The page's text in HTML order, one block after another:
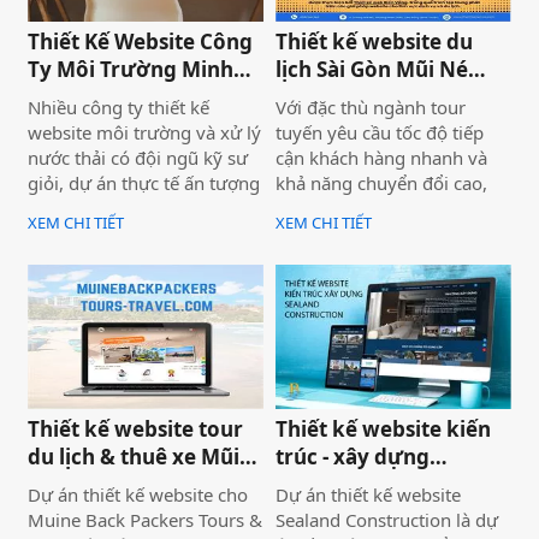
tour trải nghiệm Sài Gòn &
Việt Nam mà còn là minh
chứng cho năng lực công
nghệ và tư duy UX/UI hiện
đại từ Biển Vàng.
được thiết kế chuẩn SEO
2026 từ đầu.
Thiết Kế Website Công
Ty Môi Trường Minh
Đạt - Lâm Đồng
Nhiều công ty thiết kế
website môi trường và xử lý
nước thải có đội ngũ kỹ sư
giỏi, dự án thực tế ấn tượng
— nhưng website lại sơ sài,
tải chậm, không có trên
Google. Hệ quả là hợp đồng
B2B bị đối thủ có website
chuyên nghiệp hơn giành
mất, dù năng lực kỹ thuật
của bạn hoàn toàn vượt
XEM CHI TIẾT
Thiết kế website du
lịch Sài Gòn Mũi Né
Tour
Với đặc thù ngành tour
tuyến yêu cầu tốc độ tiếp
cận khách hàng nhanh và
khả năng chuyển đổi cao,
dự án không chỉ được xây
dựng như một website giới
thiệu thông tin, mà được
định hướng trở thành một
công cụ hỗ trợ bán hàng
thực tế.
XEM CHI TIẾT
Thiết kế website tour
du lịch & thuê xe Mũi
Né
Dự án thiết kế website cho
Muine Back Packers Tours &
Thiết kế website kiến
trúc - xây dựng
Sealand Construction
Dự án thiết kế website
Sealand Construction là dự